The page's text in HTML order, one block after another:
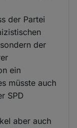
der Partei
der
ein
müsste auch
SPD
aber auch